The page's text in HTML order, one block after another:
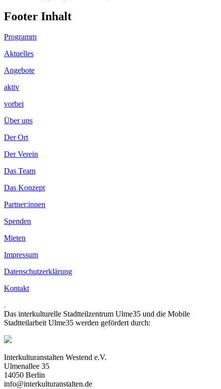
Footer Inhalt
Programm
Aktuelles
Angebote
aktiv
vorbei
Über uns
Der Ort
Der Verein
Das Team
Das Konzept
Partner:innen
Spenden
Mieten
Impressum
Datenschutzerklärung
Kontakt
.
Das interkulturelle Stadtteilzentrum Ulme35 und die Mobile
Stadtteilarbeit Ulme35 werden gefördert durch:
Interkulturanstalten Westend e.V.
Ulmenallee 35
14050 Berlin
info@interkulturanstalten.de